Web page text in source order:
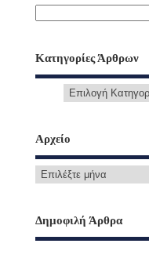
Κατηγορίες Άρθρων
Αρχείο
Δημοφιλή Άρθρα